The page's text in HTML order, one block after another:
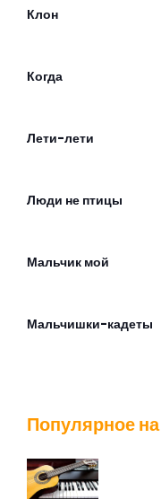
Клон
Когда
Лети-лети
Люди не птицы
Мальчик мой
Мальчишки-кадеты
Популярное